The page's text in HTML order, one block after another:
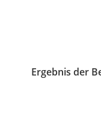
Ergebnis der